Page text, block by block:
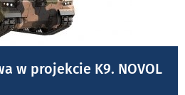
w projekcie K9. NOVOL